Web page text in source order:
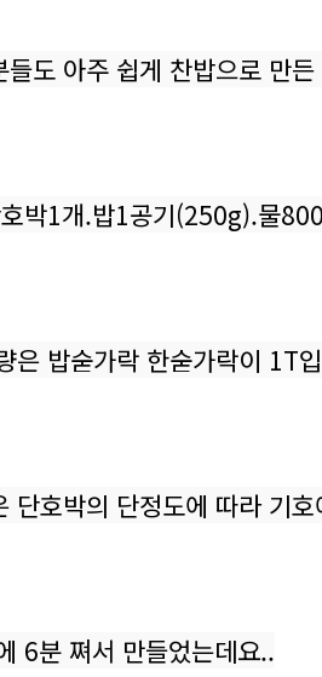
들도 아주 쉽게 찬밥으로 만
박1개.밥1공기(250g).물
은 밥숟가락 한숟가락이 1T
단호박의 단정도에 따라 기
6분 쪄서 만들었는데요..